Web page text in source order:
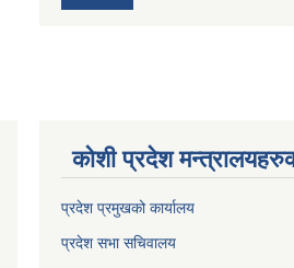
कोशी प्रदेश
प्रदेश प्रमुखको कार्यालय
प्रदेश सभा सचिवालय